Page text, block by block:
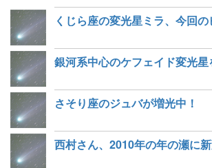
さそり座のジュバが増光中！
西村さん、2010年の年の瀬に